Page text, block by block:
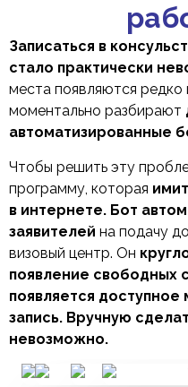
Записаться в
стало практически
места появляются редко
моментально разбирают
автоматизированные
Чтобы решить эту
программу, которая
в интернете. Бот
заявителей на подачу
визовый центр. Он
появление свободных
появляется
запись. Вручную
невозможно.